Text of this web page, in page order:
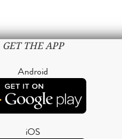
GET THE APP
Android
iOS